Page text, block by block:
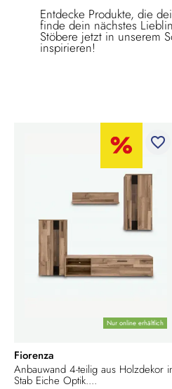
Entdecke Produkte, die
finde dein nächstes
Stöbere jetzt in unserem
inspirieren!
Nur online erhältlich
favorite_border
Fiorenza
Anbauwand 4-teilig aus Holzdekor
Stab Eiche Optik....